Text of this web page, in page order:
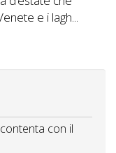
e i lagh...
con il